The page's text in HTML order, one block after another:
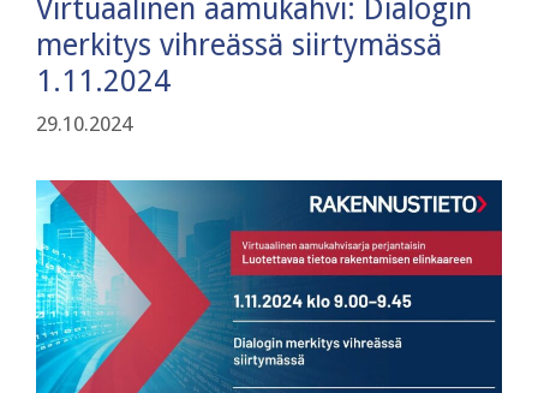
Virtuaalinen aamukahvi: Dialogin
merkitys vihreässä siirtymässä
1.11.2024
29.10.2024